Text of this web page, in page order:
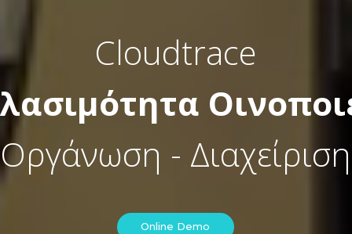
Cloudtrace
Οργάνωση - Διαχείριση
Online Demo